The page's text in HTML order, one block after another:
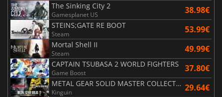
The Sinking City 2
Gamesplanet US 38.98€
STEINS;GATE RE BOOT
Steam 53.99€
Mortal Shell II
Steam 49.99€
CAPTAIN TSUBASA 2 WORLD FIGHTERS
Game Boost 37.80€
METAL GEAR SOLID MASTER COLLECTION Vol.2
Kinguin 29.64€